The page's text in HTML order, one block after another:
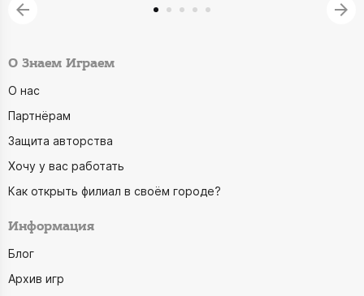
О Знаем Играем
О нас
Партнёрам
Защита авторства
Хочу у вас работать
Как открыть филиал в своём городе?
Информация
Блог
Архив игр